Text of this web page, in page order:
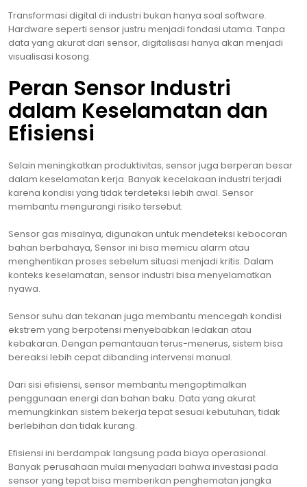
Transformasi digital di industri bukan hanya soal software.
Hardware seperti sensor justru menjadi fondasi utama. Tanpa
data yang akurat dari sensor, digitalisasi hanya akan menjadi
visualisasi kosong.
Peran Sensor Industri
dalam Keselamatan dan
Efisiensi
Selain meningkatkan produktivitas, sensor juga berperan besar
dalam keselamatan kerja. Banyak kecelakaan industri terjadi
karena kondisi yang tidak terdeteksi lebih awal. Sensor
membantu mengurangi risiko tersebut.
Sensor gas misalnya, digunakan untuk mendeteksi kebocoran
bahan berbahaya, Sensor ini bisa memicu alarm atau
menghentikan proses sebelum situasi menjadi kritis. Dalam
konteks keselamatan, sensor industri bisa menyelamatkan
nyawa.
Sensor suhu dan tekanan juga membantu mencegah kondisi
ekstrem yang berpotensi menyebabkan ledakan atau
kebakaran. Dengan pemantauan terus-menerus, sistem bisa
bereaksi lebih cepat dibanding intervensi manual.
Dari sisi efisiensi, sensor membantu mengoptimalkan
penggunaan energi dan bahan baku. Data yang akurat
memungkinkan sistem bekerja tepat sesuai kebutuhan, tidak
berlebihan dan tidak kurang.
Efisiensi ini berdampak langsung pada biaya operasional.
Banyak perusahaan mulai menyadari bahwa investasi pada
sensor yang tepat bisa memberikan penghematan jangka